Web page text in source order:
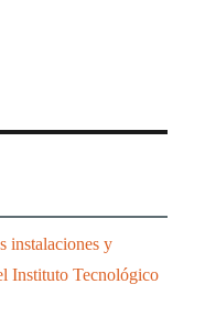
instalaciones y
Instituto Tecnológico